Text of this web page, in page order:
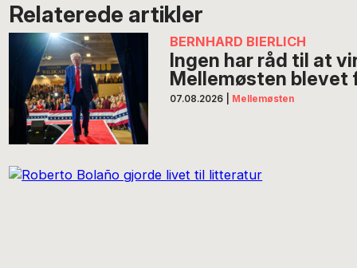
Relaterede artikler
BERNHARD BIERLICH
Ingen har råd til at
Mellemøsten blevet
07.08.2026 Mellemøsten